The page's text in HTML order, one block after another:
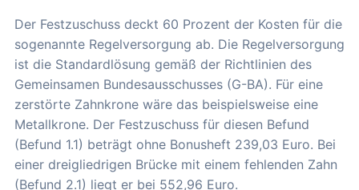
Der Festzuschuss deckt 60 Prozent der Kosten für die
sogenannte Regelversorgung ab. Die Regelversorgung
ist die Standardlösung gemäß der Richtlinien des
Gemeinsamen Bundesausschusses (G-BA). Für eine
zerstörte Zahnkrone wäre das beispielsweise eine
Metallkrone. Der Festzuschuss für diesen Befund
(Befund 1.1) beträgt ohne Bonusheft 239,03 Euro. Bei
einer dreigliedrigen Brücke mit einem fehlenden Zahn
(Befund 2.1) liegt er bei 552,96 Euro.